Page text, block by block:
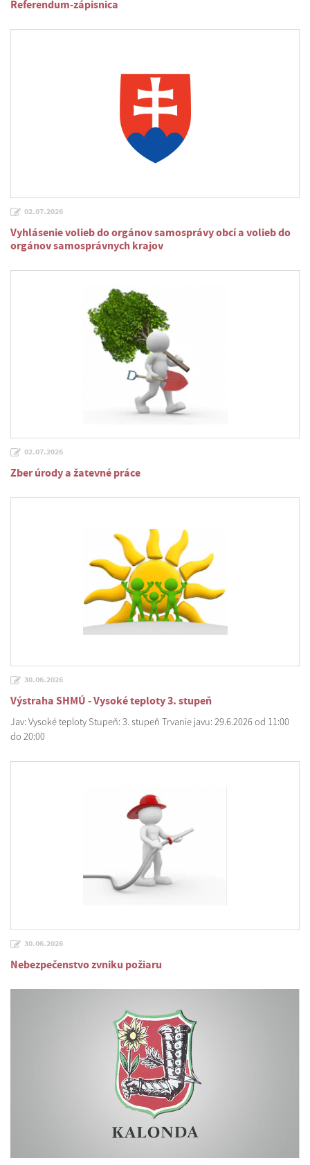
Referendum-zápisnica
02.07.2026
Vyhlásenie volieb do orgánov samosprávy obcí a volieb do
orgánov samosprávnych krajov
02.07.2026
Zber úrody a žatevné práce
30.06.2026
Výstraha SHMÚ - Vysoké teploty 3. stupeň
Jav: Vysoké teploty Stupeň: 3. stupeň Trvanie javu: 29.6.2026 od 11:00
do 20:00
30.06.2026
Nebezpečenstvo zvniku požiaru